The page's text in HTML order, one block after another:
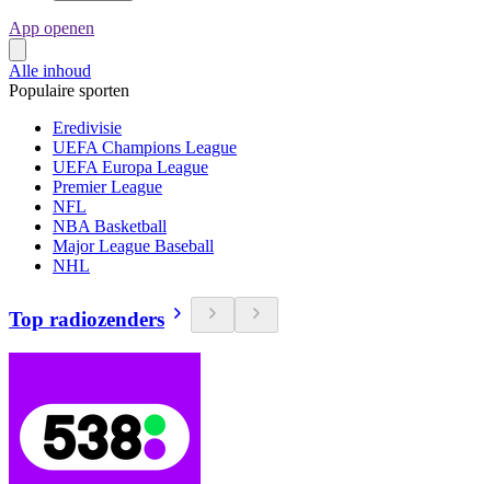
App openen
Alle inhoud
Populaire sporten
Eredivisie
UEFA Champions League
UEFA Europa League
Premier League
NFL
NBA Basketball
Major League Baseball
NHL
Top radiozenders